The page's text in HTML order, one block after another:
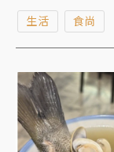
肉圓與芋粿聞名
有70年，承傳
生活 食尚